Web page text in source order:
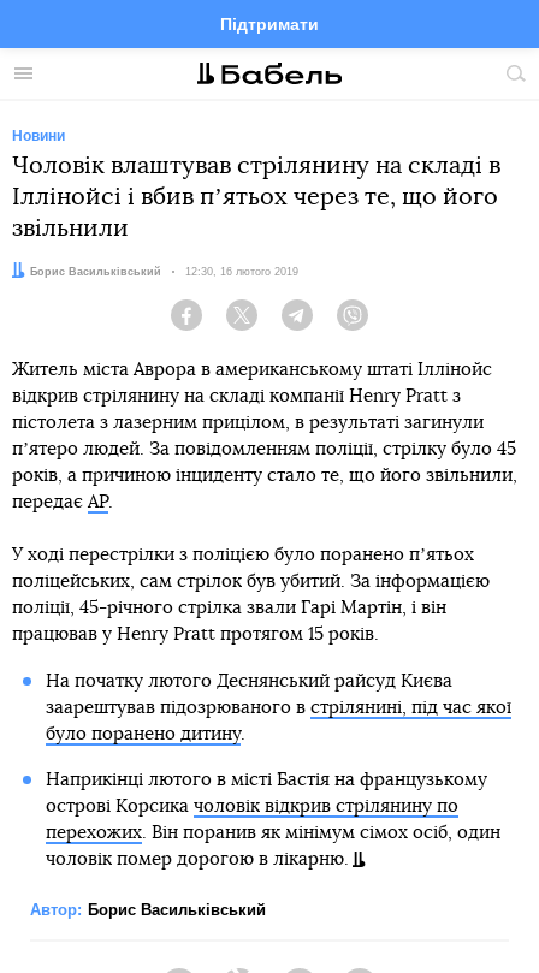
Меню
Підтримати
FacebookTelegramTwitter
Новини
Чоловік влаштував стрілянину на складі в
Іллінойсі і вбив пʼятьох через те, що його
звільнили
Автор:Борис Васильківський Дата:
12:30, 16 лютого 2019
Facebook Twitter Telegram
Житель міста Аврора в американському штаті Іллінойс
відкрив стрілянину на складі компанії Henry Pratt з
пістолета з лазерним прицілом, в результаті загинули
пʼятеро людей. За повідомленням поліції, стрілку було 45
років, а причиною інциденту стало те, що його звільнили,
передаєAP.
У ході перестрілки з поліцією було поранено пʼятьох
поліцейських, сам стрілок був убитий. За інформацією
поліції, 45-річного стрілка звали Гарі Мартін, і він
працював у Henry Pratt протягом 15 років.
На початку лютого Деснянський райсуд Києва
заарештував підозрюваного в стрілянині, під час якої
було поранено дитину.
Наприкінці лютого в місті Бастія на французькому
острові Корсика чоловік відкрив стрілянину по
перехожих. Він поранив як мінімум сімох осіб, один
чоловік помер дорогою в лікарню.
Автор: Борис Васильківський